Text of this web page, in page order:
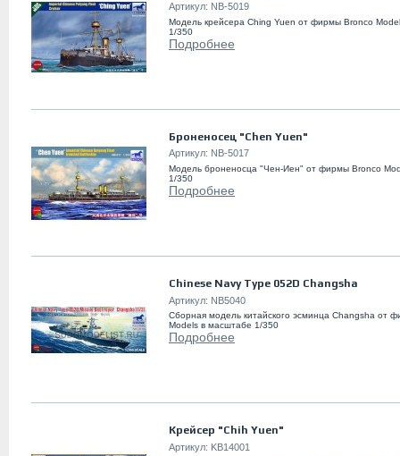
Артикул: NB-5019
Модель крейсера Ching Yuen от фирмы Bronco
1/350
Подробнее
Броненосец "Chen Yuen"
Артикул: NB-5017
Модель броненосца "Чен-Иен" от фирмы Bronco
1/350
Подробнее
Chinese Navy Type 052D Changsha
Артикул: NB5040
Сборная модель китайского эсминца Changsha от
Models в масштабе 1/350
Подробнее
Крейсер "Chih Yuen"
Артикул: KB14001